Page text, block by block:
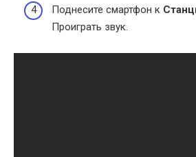
Поднесите смартфон к
Проиграть звук.